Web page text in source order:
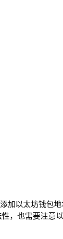
加以太坊钱包
，也需要注意